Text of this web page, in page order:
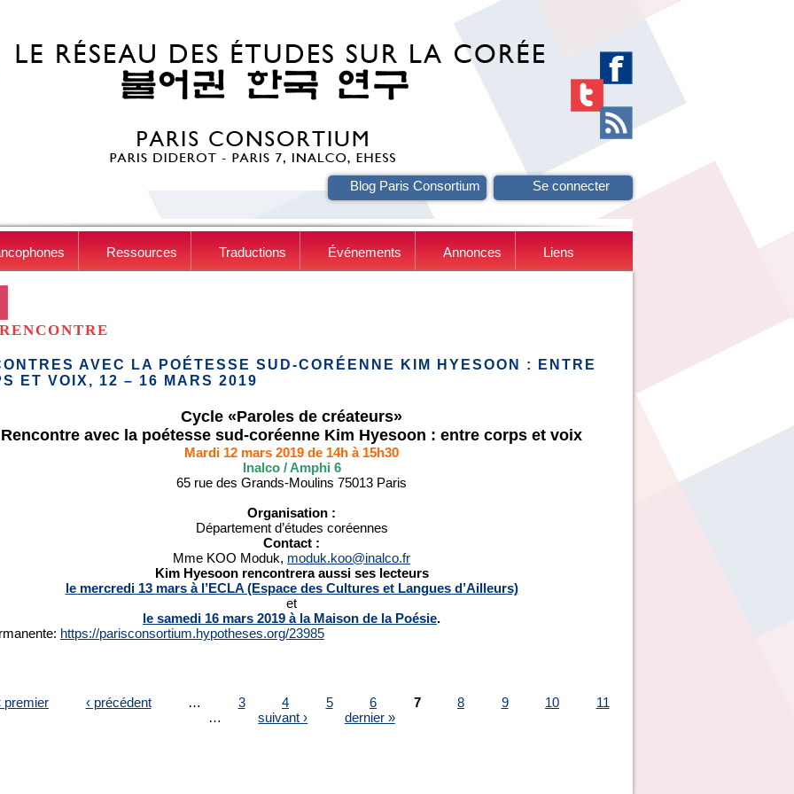
Blog Paris Consortium Se connecter
Ressources Traductions Événements Annonces Liens
RENCONTRE
AVEC LA POÉTESSE SUD-CORÉENNE KIM HYESOON : ENTRE
ET VOIX, 12 – 16 MARS 2019
Cycle «Paroles de créateurs»
Rencontre avec la poétesse sud-coréenne Kim Hyesoon : entre corps et voix
Mardi 12 mars 2019 de 14h à 15h30
Inalco / Amphi 6
65 rue des Grands-Moulins 75013 Paris
Organisation :
Département d’études coréennes
Contact :
Mme KOO Moduk, moduk.koo@inalco.fr
Kim Hyesoon rencontrera aussi ses lecteurs
le mercredi 13 mars à l’ECLA (Espace des Cultures et Langues d’Ailleurs)
et
le samedi 16 mars 2019 à la Maison de la Poésie.
https://parisconsortium.hypotheses.org/23985
premier ‹ précédent 3 4 5 6 7 8 9 10
11
suivant › dernier »